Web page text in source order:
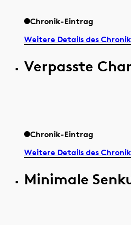
Chronik-Eintrag
Weitere Details des
Verpasste
Chronik-Eintrag
Weitere Details des
Minimale